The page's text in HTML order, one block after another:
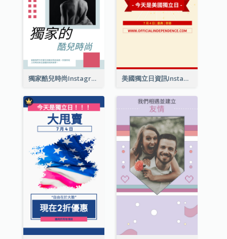
獨家酷兒時尚Instagram限時動態 美國獨立日資訊Instagram限時動態